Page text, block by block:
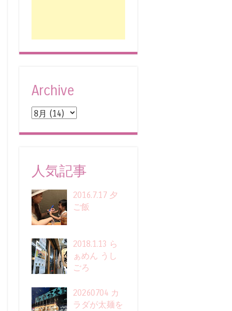
Archive
人気記事
2016.7.17 夕
ご飯
2018.1.13 ら
ぁめん うし
ごろ
20260704 カ
ラダが太麺を